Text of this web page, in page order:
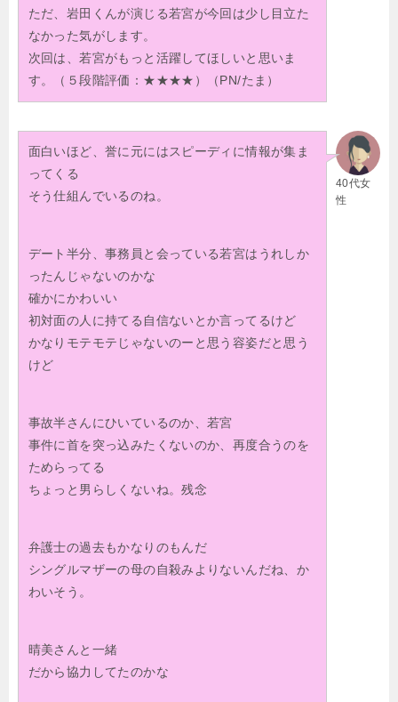
ただ、岩田くんが演じる若宮が今回は少し目立た
なかった気がします。
次回は、若宮がもっと活躍してほしいと思いま
す。（５段階評価：★★★★）（PN/たま）
40代女
性
面白いほど、誉に元にはスピーディに情報が集ま
ってくる
そう仕組んでいるのね。
デート半分、事務員と会っている若宮はうれしか
ったんじゃないのかな
確かにかわいい
初対面の人に持てる自信ないとか言ってるけど
かなりモテモテじゃないのーと思う容姿だと思う
けど
事故半さんにひいているのか、若宮
事件に首を突っ込みたくないのか、再度合うのを
ためらってる
ちょっと男らしくないね。残念
弁護士の過去もかなりのもんだ
シングルマザーの母の自殺みよりないんだね、か
わいそう。
晴美さんと一緒
だから協力してたのかな